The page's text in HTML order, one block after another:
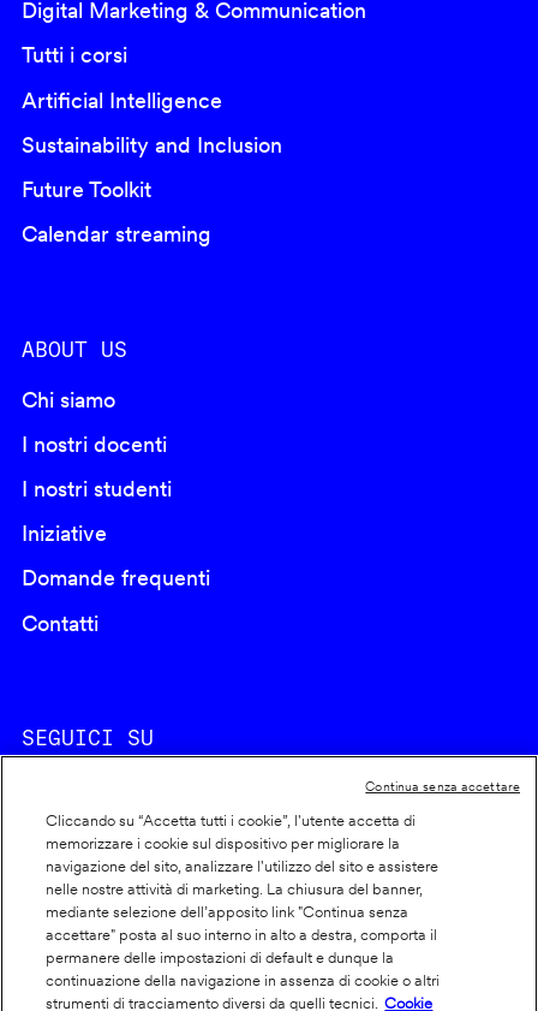
Digital Marketing & Communication
Tutti i corsi
Artificial Intelligence
Sustainability and Inclusion
Future Toolkit
Calendar streaming
ABOUT US
Chi siamo
I nostri docenti
I nostri studenti
Iniziative
Domande frequenti
Contatti
SEGUICI SU
Footer
info
Cookie policy
Dichiarazione di accessibilità
Privacy
Cliccando su “Accetta tutti i cookie”, l'utente accetta di
memorizzare i cookie sul dispositivo per migliorare la
navigazione del sito, analizzare l'utilizzo del sito e assistere
nelle nostre attività di marketing. La chiusura del banner,
mediante selezione dell’apposito link "Continua senza
accettare" posta al suo interno in alto a destra, comporta il
permanere delle impostazioni di default e dunque la
continuazione della navigazione in assenza di cookie o altri
strumenti di tracciamento diversi da quelli tecnici.
Cookie
Continua senza accettare